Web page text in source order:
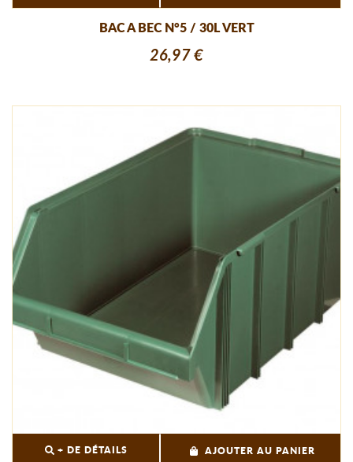
BAC A BEC N°5 / 30L VERT
26,97 €
+ DE DÉTAILS AJOUTER AU PANIER